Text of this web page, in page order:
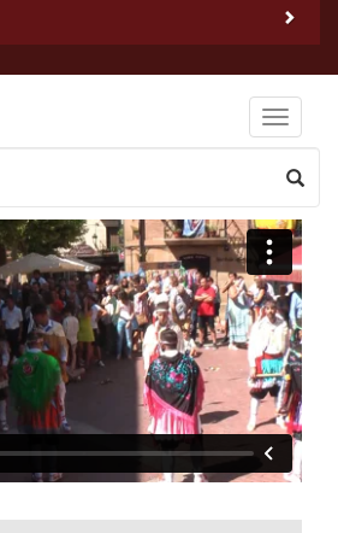
Toggle